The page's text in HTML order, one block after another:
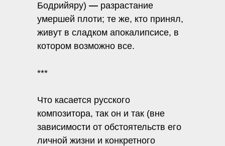
Бодрийяру) — разрастание
умершей плоти; те же, кто принял,
живут в сладком апокалипсисе, в
котором возможно все.
***
Что касается русского
композитора, так он и так (вне
зависимости от обстоятельств его
личной жизни и конкретного